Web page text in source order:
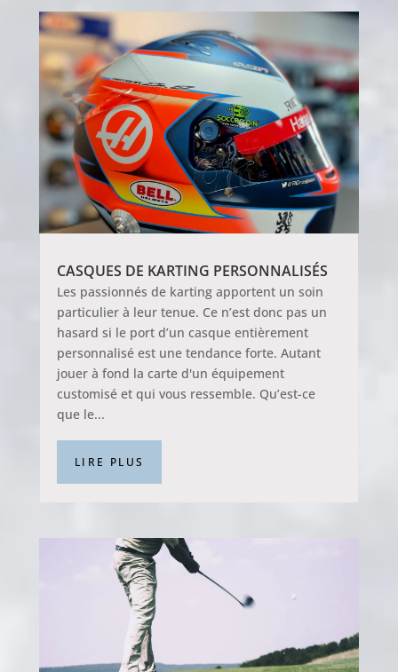
CASQUES DE KARTING PERSONNALISÉS
Les passionnés de karting apportent un soin
particulier à leur tenue. Ce n’est donc pas un
hasard si le port d’un casque entièrement
personnalisé est une tendance forte. Autant
jouer à fond la carte d'un équipement
customisé et qui vous ressemble. Qu’est-ce
que le...
LIRE PLUS